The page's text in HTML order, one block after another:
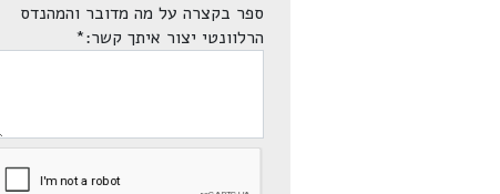
ספר בקצרה על מה מדובר והמהנדס
הרלוונטי יצור איתך קשר:*